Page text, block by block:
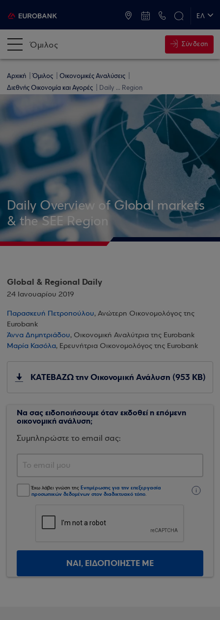
ΕΛ
Όμιλος Σύνδεση
Αρχική Όμιλος
Οικονομικές Αναλύσεις
Διεθνής Οικονομία και Αγορές
Daily ... Region
Daily Overview of Global markets
& the SEE Region
Global & Regional Daily
24 Ιανουαρίου 2019
Παρασκευή Πετροπούλου, Ανώτερη Οικονομολόγος της
Eurobank
Άννα Δημητριάδου, Οικονομική Αναλύτρια της Eurobank
Μαρία Κασόλα, Ερευνήτρια Οικονομολόγος της Eurobank
ΚΑΤΕΒΑΖΩ την Οικονομική Ανάλυση (953 KB)
Να σας ειδοποιήσουμε όταν εκδοθεί η επόμενη
οικονομική ανάλυση;
Συμπληρώστε το email σας:
Έχω λάβει γνώση της Ενημέρωσης για την επεξεργασία
προσωπικών δεδομένων στον διαδικτυακό τόπο.
ΝΑΙ, ΕΙΔΟΠΟΙΗΣΤΕ ΜΕ